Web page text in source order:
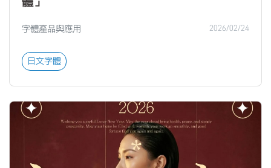
字體產品與應用 2026/02/24
日文字體